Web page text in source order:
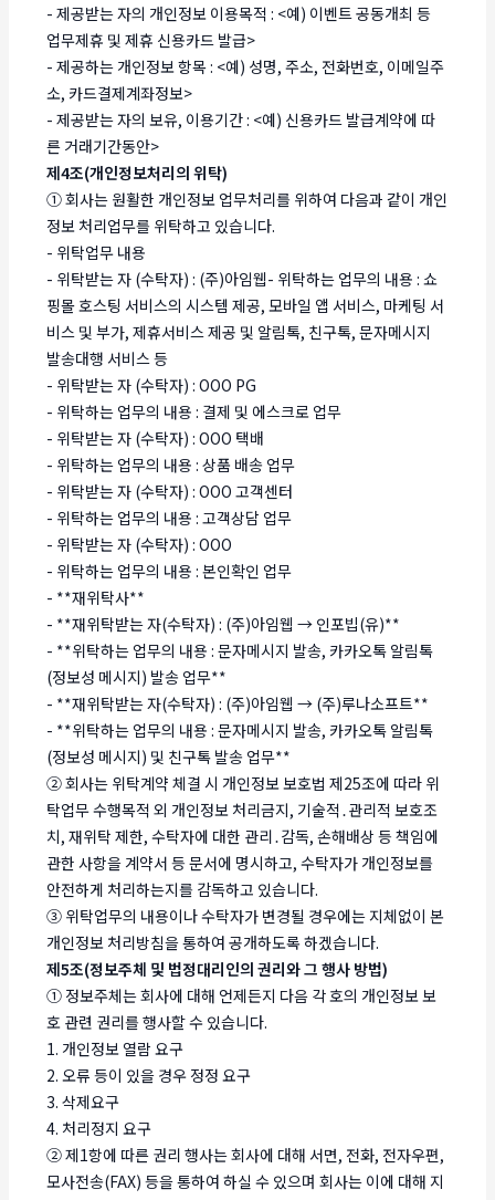
- 제공받는 자의 개인정보 이용목적 : <예) 이벤트 공동개최 등
업무제휴 및 제휴 신용카드 발급>
- 제공하는 개인정보 항목 : <예) 성명, 주소, 전화번호, 이메일주
소, 카드결제계좌정보>
- 제공받는 자의 보유, 이용기간 : <예) 신용카드 발급계약에 따
른 거래기간동안>
제4조(개인정보처리의 위탁)
① 회사는 원활한 개인정보 업무처리를 위하여 다음과 같이 개인
정보 처리업무를 위탁하고 있습니다.
- 위탁업무 내용
- 위탁받는 자 (수탁자) : (주)아임웹- 위탁하는 업무의 내용 : 쇼
핑몰 호스팅 서비스의 시스템 제공, 모바일 앱 서비스, 마케팅 서
비스 및 부가, 제휴서비스 제공 및 알림톡, 친구톡, 문자메시지
발송대행 서비스 등
- 위탁받는 자 (수탁자) : OOO PG
- 위탁하는 업무의 내용 : 결제 및 에스크로 업무
- 위탁받는 자 (수탁자) : OOO 택배
- 위탁하는 업무의 내용 : 상품 배송 업무
- 위탁받는 자 (수탁자) : OOO 고객센터
- 위탁하는 업무의 내용 : 고객상담 업무
- 위탁받는 자 (수탁자) : OOO
- 위탁하는 업무의 내용 : 본인확인 업무
- **재위탁사**
- **재위탁받는 자(수탁자) : (주)아임웹 → 인포빕(유)**
- **위탁하는 업무의 내용 : 문자메시지 발송, 카카오톡 알림톡
(정보성 메시지) 발송 업무**
- **재위탁받는 자(수탁자) : (주)아임웹 → (주)루나소프트**
- **위탁하는 업무의 내용 : 문자메시지 발송, 카카오톡 알림톡
(정보성 메시지) 및 친구톡 발송 업무**
② 회사는 위탁계약 체결 시 개인정보 보호법 제25조에 따라 위
탁업무 수행목적 외 개인정보 처리금지, 기술적․관리적 보호조
치, 재위탁 제한, 수탁자에 대한 관리․감독, 손해배상 등 책임에
관한 사항을 계약서 등 문서에 명시하고, 수탁자가 개인정보를
안전하게 처리하는지를 감독하고 있습니다.
③ 위탁업무의 내용이나 수탁자가 변경될 경우에는 지체없이 본
개인정보 처리방침을 통하여 공개하도록 하겠습니다.
제5조(정보주체 및 법정대리인의 권리와 그 행사 방법)
① 정보주체는 회사에 대해 언제든지 다음 각 호의 개인정보 보
호 관련 권리를 행사할 수 있습니다.
1. 개인정보 열람 요구
2. 오류 등이 있을 경우 정정 요구
3. 삭제요구
4. 처리정지 요구
② 제1항에 따른 권리 행사는 회사에 대해 서면, 전화, 전자우편,
모사전송(FAX) 등을 통하여 하실 수 있으며 회사는 이에 대해 지